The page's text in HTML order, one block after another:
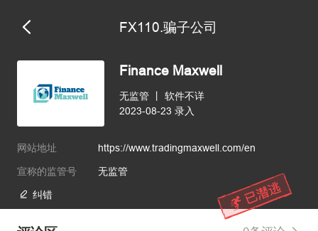
FX110.骗子公司
Finance Maxwell
无监管
软件不详
2023-08-23 录入
网站地址 https://www.tradingmaxwell.com/en
宣称的监管号 无监管
纠错